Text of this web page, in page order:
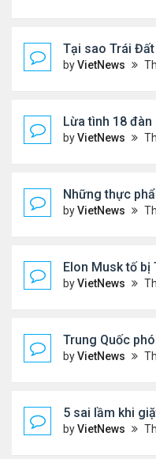
Tại sao Trái Đất
byVietNews Thứ 2
Lừa tình 18 đàn
byVietNews Thứ 6
Những thực
byVietNews Thứ 6
Elon Musk tố bị
byVietNews Thứ 6
Trung Quốc
byVietNews Thứ 6
5 sai lầm khi
byVietNews Thứ 6